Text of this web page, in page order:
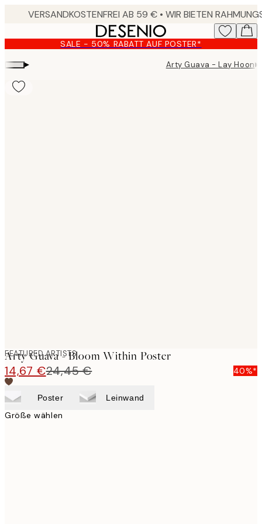
content.
SALE - 50% RABATT AUF POSTER*
▸ Arty Guava - Lay Hoon▸
FEATURED ARTISTS
Arty Guava - Bloom Within Poster
14,67 €24,45 € 40%*
Poster Leinwand
Größe wählen